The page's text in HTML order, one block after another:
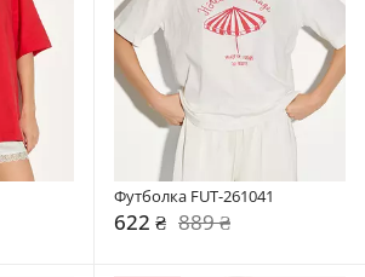
Футболка FUT-261041
622 ₴ 889 ₴